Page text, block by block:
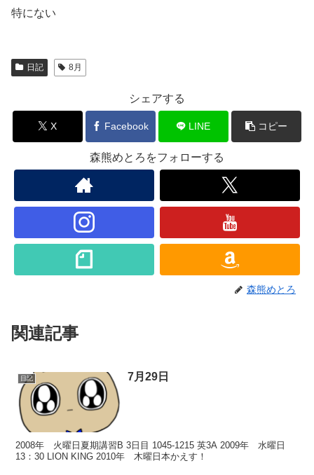
特にない
日記 8月
シェアする
X Facebook LINE コピー
森熊めとろをフォローする
森熊めとろ
関連記事
日記 7月29日
2008年 火曜日夏期講習B 3日目 1045-1215 英3A 2009年 水曜日
13：30 LION KING 2010年 木曜日本かえす！